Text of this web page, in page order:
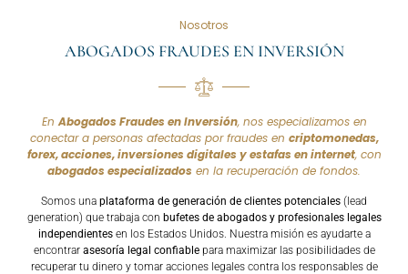
Nosotros
ABOGADOS FRAUDES EN INVERSIÓN
EnAbogados Fraudes en Inversión, nos especializamos en
conectar a personas afectadas por fraudes en criptomonedas,
forex, acciones, inversiones digitales y estafas en internet, con
abogados especializados en la recuperación de fondos.
Somos una plataforma de generación de clientes potenciales (lead
generation) que trabaja con bufetes de abogados y profesionales legales
independientesen los Estados Unidos. Nuestra misión es ayudarte a
encontrar asesoría legal confiablepara maximizar las posibilidades de
recuperar tu dinero y tomar acciones legales contra los responsables de